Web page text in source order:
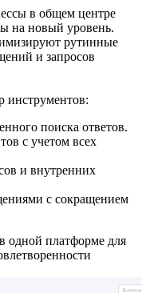
в общем центре
на новый уровень.
рутинные
и запросов
инструментов:
поиска ответов.
с учетом всех
и внутренних
с сокращением
одной платформе для